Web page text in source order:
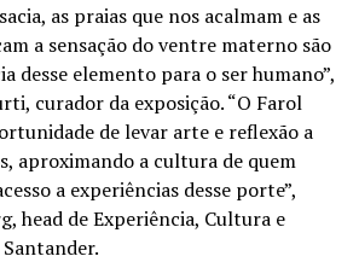
as praias que nos acalmam e as
a sensação do ventre materno são
desse elemento para o ser humano”,
curador da exposição. “O Farol
de levar arte e reflexão a
aproximando a cultura de quem
a experiências desse porte”,
head de Experiência, Cultura e